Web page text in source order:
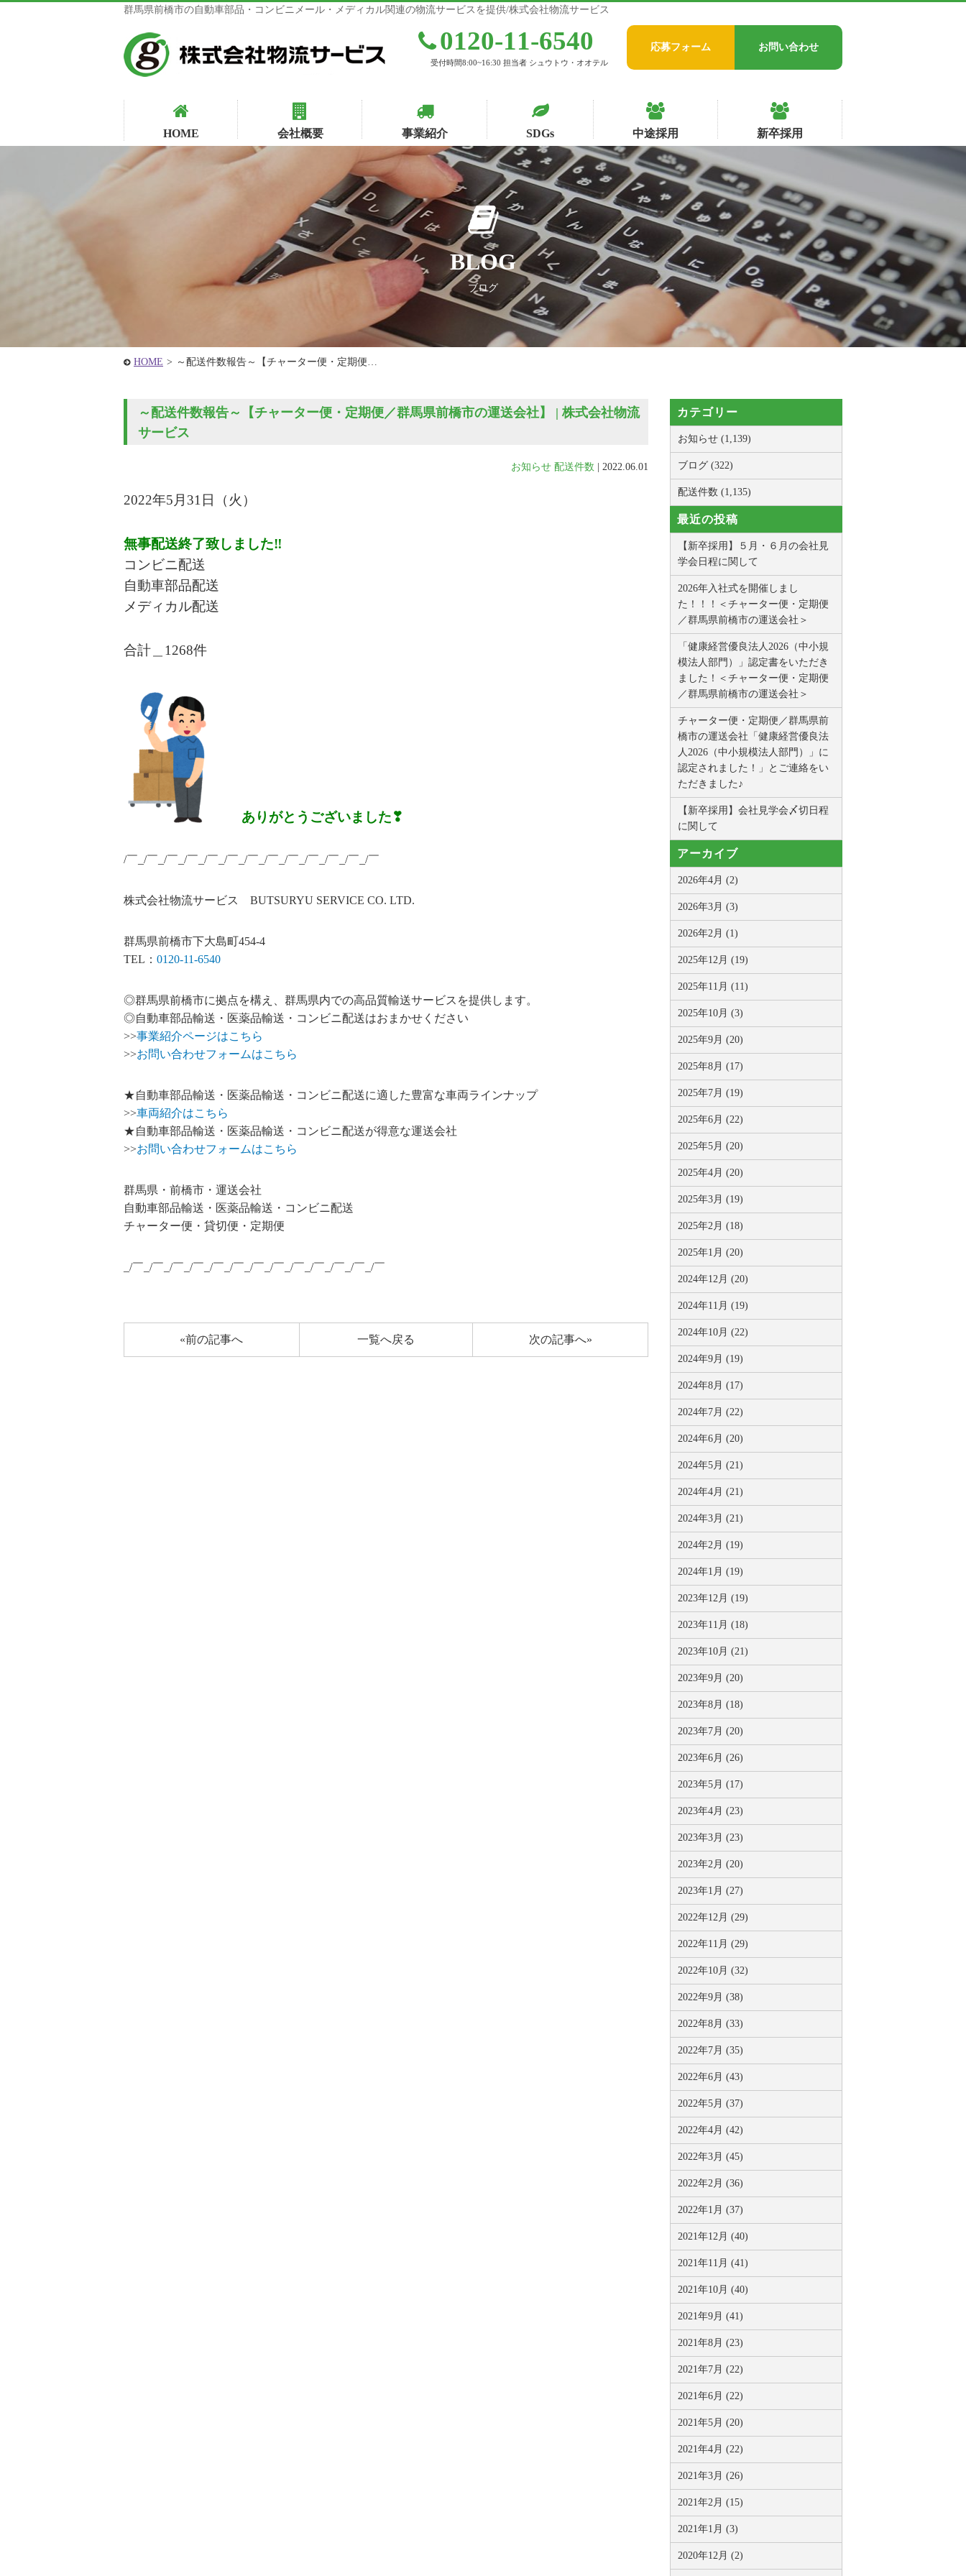
群馬県前橋市の自動車部品・コンビニメール・メディカル関連の物流サービスを提供/株式会社物流サービス
HOME 会社概要 事業紹介 SDGs 中途採用 新卒採用
応募フォーム お問い合わせ
0120-11-6540
受付時間8:00~16:30 担当者 シュウトウ・オオテル
BLOG
ブログ
HOME > ～配送件数報告～【チャーター便・定期便…
～配送件数報告～【チャーター便・定期便／群馬県前橋市の運送会社】 | 株式会社物流
サービス
お知らせ 配送件数 2022.06.01
2022年5月31 日（火 ）
無事配送終了致しました‼
コンビニ配送
自動車部品配送
メディカル配送
合計＿1268件
ありがとうございました❣
/￣_/￣_/￣_/￣_/￣_/￣_/￣_/￣_/￣_/￣_/￣_/￣_/￣
株式会社物流サービス BUTSURYU SERVICE CO. LTD.
群馬県前橋市下大島町454-4
TEL： 0120-11-6540
◎群馬県前橋市に拠点を構え、群馬県内での高品質輸送サービスを提供します。
◎自動車部品輸送・医薬品輸送・コンビニ配送はおまかせください
>>事業紹介ページはこちら
>>お問い合わせフォームはこちら
★自動車部品輸送・医薬品輸送・コンビニ配送に適した豊富な車両ラインナップ
>>車両紹介はこちら
★自動車部品輸送・医薬品輸送・コンビニ配送が得意な運送会社
>>お問い合わせフォームはこちら
群馬県・前橋市・運送会社
自動車部品輸送・医薬品輸送・コンビニ配送
チャーター便・貸切便・定期便
_/￣_/￣_/￣_/￣_/￣_/￣_/￣_/￣_/￣_/￣_/￣_/￣_/￣
«前の記事へ 次の記事へ»
一覧へ戻る
カテゴリー
お知らせ (1,139)
ブログ (322)
配送件数 (1,135)
最近の投稿
【新卒採用】５月・６月の会社見
学会日程に関して
2026年入社式を開催しまし
た！！！＜チャーター便・定期便
／群馬県前橋市の運送会社＞
「健康経営優良法人2026（中小規
模法人部門）」認定書をいただき
ました！＜チャーター便・定期便
／群馬県前橋市の運送会社＞
チャーター便・定期便／群馬県前
橋市の運送会社「健康経営優良法
人2026（中小規模法人部門）」に
認定されました！」とご連絡をい
ただきました♪
【新卒採用】会社見学会〆切日程
に関して
アーカイブ
2026年4月 (2)
2026年3月 (3)
2026年2月 (1)
2025年12月 (19)
2025年11月 (11)
2025年10月 (3)
2025年9月 (20)
2025年8月 (17)
2025年7月 (19)
2025年6月 (22)
2025年5月 (20)
2025年4月 (20)
2025年3月 (19)
2025年2月 (18)
2025年1月 (20)
2024年12月 (20)
2024年11月 (19)
2024年10月 (22)
2024年9月 (19)
2024年8月 (17)
2024年7月 (22)
2024年6月 (20)
2024年5月 (21)
2024年4月 (21)
2024年3月 (21)
2024年2月 (19)
2024年1月 (19)
2023年12月 (19)
2023年11月 (18)
2023年10月 (21)
2023年9月 (20)
2023年8月 (18)
2023年7月 (20)
2023年6月 (26)
2023年5月 (17)
2023年4月 (23)
2023年3月 (23)
2023年2月 (20)
2023年1月 (27)
2022年12月 (29)
2022年11月 (29)
2022年10月 (32)
2022年9月 (38)
2022年8月 (33)
2022年7月 (35)
2022年6月 (43)
2022年5月 (37)
2022年4月 (42)
2022年3月 (45)
2022年2月 (36)
2022年1月 (37)
2021年12月 (40)
2021年11月 (41)
2021年10月 (40)
2021年9月 (41)
2021年8月 (23)
2021年7月 (22)
2021年6月 (22)
2021年5月 (20)
2021年4月 (22)
2021年3月 (26)
2021年2月 (15)
2021年1月 (3)
2020年12月 (2)